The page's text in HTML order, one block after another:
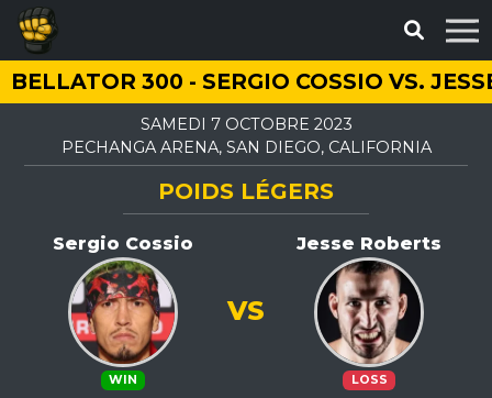
BELLATOR 300 - SERGIO COSSIO VS.
SAMEDI 7 OCTOBRE 2023
PECHANGA ARENA, SAN DIEGO, CALIFORNIA
POIDS LÉGERS
Sergio Cossio
WIN
Jesse Roberts
LOSS
VS